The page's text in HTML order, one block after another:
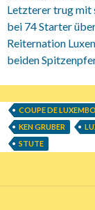
Letzterer trug mit
bei 74 Starter
Reiternation
beiden
COUPE DE
KEN GRUBER
STUTE